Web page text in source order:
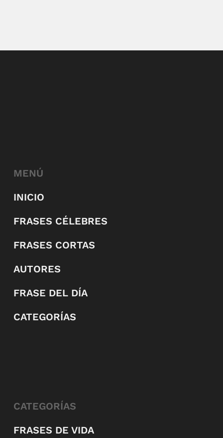
MENÚ
INICIO
FRASES CÉLEBRES
FRASES CORTAS
AUTORES
FRASE DEL DÍA
CATEGORÍAS
CATEGORÍAS
FRASES DE VIDA